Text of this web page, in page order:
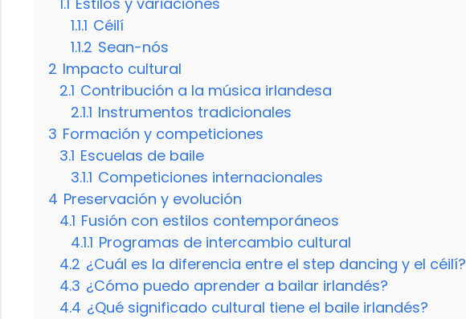
1.1.1 Céilí
1.1.2 Sean-nós
2 Impacto cultural
2.1 Contribución a la música irlandesa
2.1.1 Instrumentos tradicionales
3 Formación y competiciones
3.1 Escuelas de baile
3.1.1 Competiciones internacionales
4 Preservación y evolución
4.1 Fusión con estilos contemporáneos
4.1.1 Programas de intercambio cultural
4.2 ¿Cuál es la diferencia entre el step dancing y el céilí?
4.3 ¿Cómo puedo aprender a bailar irlandés?
4.4 ¿Qué significado cultural tiene el baile irlandés?